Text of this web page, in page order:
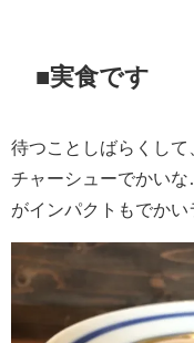
■実食です
待つことしばらくして
チャーシューでかい
がインパクトもでかい